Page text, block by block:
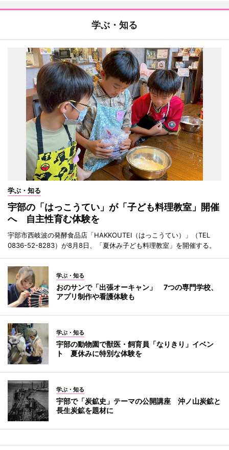
学ぶ・知る
学ぶ・知る
宇部の「はっこうてい」が「子ども料理教室」開催
へ 自主性育む体験を
宇部市西岐波の発酵食品店「HAKKOUTEI（はっこうてい）」（TEL
0836-52-8283）が8月8日、「夏休み子ども料理教室」を開催する。
学ぶ・知る
おのサンで「出張オーキャン」 7つの専門学校、
アプリ制作や看護体験も
学ぶ・知る
宇部の動物園で獣医・飼育員「なりきり」イベン
ト 夏休みに特別な体験を
学ぶ・知る
宇部で「炭鉱史」テーマの公開講座 沖ノ山炭鉱と
長生炭鉱を題材に